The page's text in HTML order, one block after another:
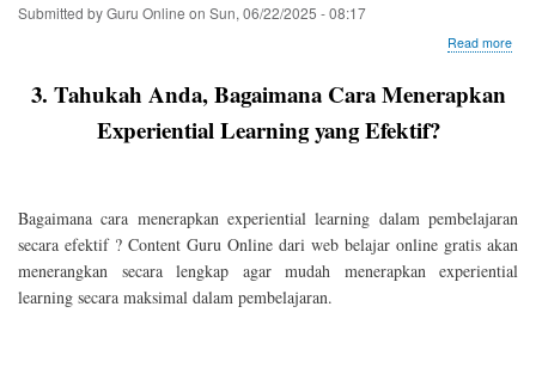
Submitted byGuru Online on Sun, 06/22/2025 - 08:17
Read more
3. Tahukah Anda, Bagaimana Cara Menerapkan
Experiential Learning yang Efektif?
Bagaimana cara menerapkan experiential learning dalam pembelajaran
secara efektif ? Content Guru Online dari web belajar online gratis akan
menerangkan secara lengkap agar mudah menerapkan experiential
learning secara maksimal dalam pembelajaran.